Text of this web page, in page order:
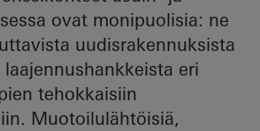
ovat monipuolisia: ne
uudisrakennuksista
eri
tehokkaisiin
Muotoilulähtöisiä,